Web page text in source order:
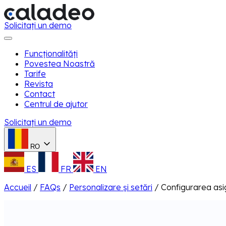
Solicitați un demo
Funcționalități
Povestea Noastră
Tarife
Revista
Contact
Centrul de ajutor
Solicitați un demo
RO
ES FR
EN
Accueil / FAQs / Personalizare și setări / Configurarea